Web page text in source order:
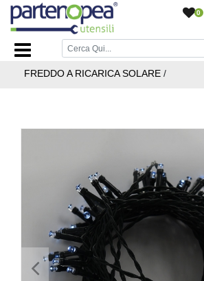
0
Home Page/ARTICOLI NATALIZI/LUCI
SOLARE/CATENA LUMINOSA LED
FREDDO A RICARICA SOLARE /
<